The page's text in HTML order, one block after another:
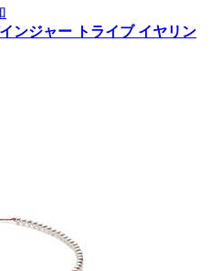
ンジャー トライブ イヤリン